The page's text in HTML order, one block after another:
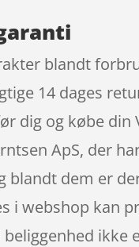
blandt
14 dages
dig og købe din
ApS, der
blandt dem er
i webshop kan
ikke